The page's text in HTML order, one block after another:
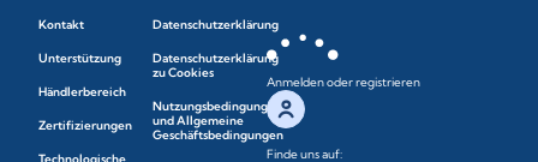
Kontakt
Unterstützung
Händlerbereich
Zertifizierungen
Datenschutzerklärung
Datenschutzerklärung
zu Cookies
Nutzungsbedingungen
und Allgemeine
Geschäftsbedingungen
Anmelden oder registrieren
Finde uns auf: